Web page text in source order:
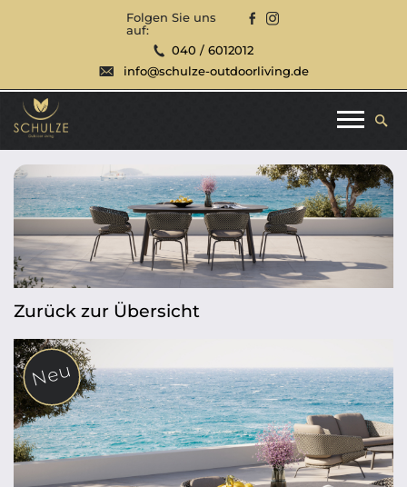
Folgen Sie uns
auf:
040 / 6012012
info@schulze-outdoorliving.de
Zurück zur Übersicht
Neu